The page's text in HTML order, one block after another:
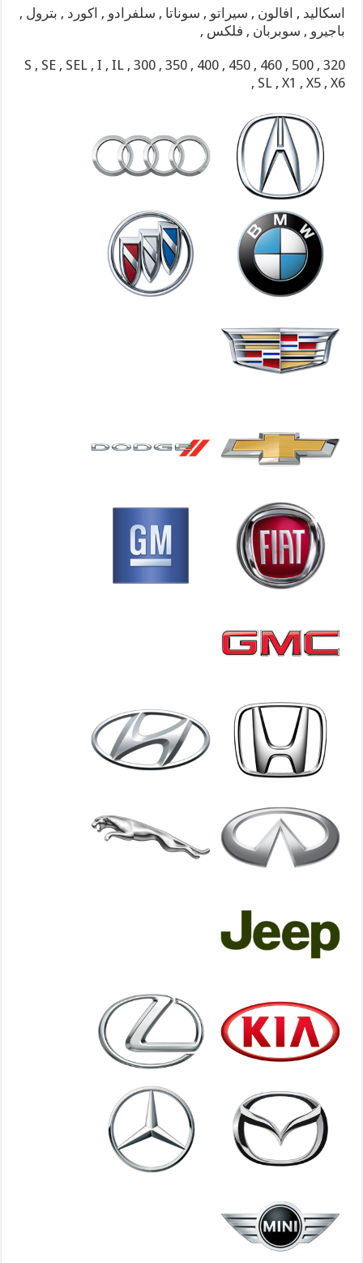
اسكاليد , افالون , سيراتو , سوناتا , سلفرادو , اكورد , بترول ,
باجيرو , سوبربان , فلكس ,
S , SE , SEL , I , IL , 300 , 350 , 400 , 450 , 460 , 500 , 320
, SL , X1 , X5 , X6